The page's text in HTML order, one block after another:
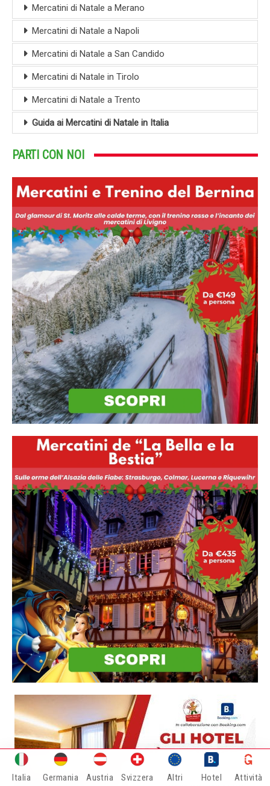
Mercatini di Natale a Merano
Mercatini di Natale a Napoli
Mercatini di Natale a San Candido
Mercatini di Natale in Tirolo
Mercatini di Natale a Trento
Guida ai Mercatini di Natale in Italia
PARTI CON NOI
Italia Germania Austria Svizzera Altri Hotel Attività